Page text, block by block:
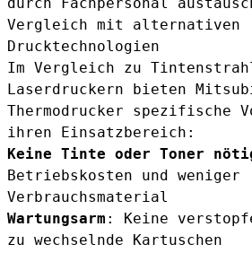
Vergleich mit alternativen
Drucktechnologien
Im Vergleich zu
Laserdruckern bieten
Thermodrucker spezifische
ihren Einsatzbereich:
Keine Tinte oder Toner
Betriebskosten und weniger
Verbrauchsmaterial
Wartungsarm : Keine
zu wechselnde Kartuschen